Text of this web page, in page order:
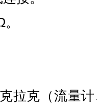
拉克（流量